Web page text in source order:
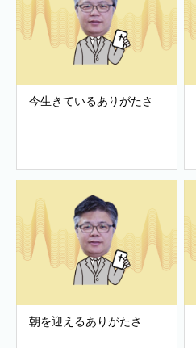
今生きているありがたさ
朝を迎えるありがたさ